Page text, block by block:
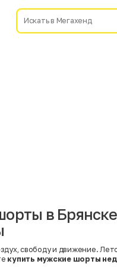
в
свободу и движение.
купить мужские шорты